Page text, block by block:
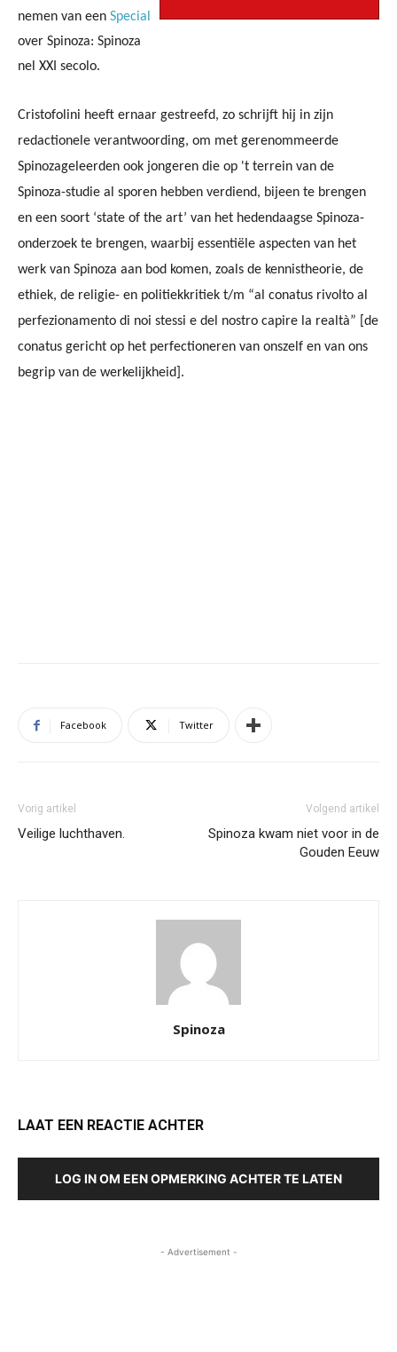
nemen van een Special
over Spinoza: Spinoza
nel XXI secolo.
Cristofolini heeft ernaar gestreefd, zo schrijft hij in zijn
redactionele verantwoording, om met gerenommeerde
Spinozageleerden ook jongeren die op 't terrein van de
Spinoza-studie al sporen hebben verdiend, bijeen te brengen
en een soort ‘state of the art’ van het hedendaagse Spinoza-
onderzoek te brengen, waarbij essentiële aspecten van het
werk van Spinoza aan bod komen, zoals de kennistheorie, de
ethiek, de religie- en politiekkritiek t/m “al conatus rivolto al
perfezionamento di noi stessi e del nostro capire la realtà” [de
conatus gericht op het perfectioneren van onszelf en van ons
begrip van de werkelijkheid].
Facebook Twitter
Vorig artikel
Veilige luchthaven.
Volgend artikel
Spinoza kwam niet voor in de
Gouden Eeuw
Spinoza
LAAT EEN REACTIE ACHTER
LOG IN OM EEN OPMERKING ACHTER TE LATEN
- Advertisement -